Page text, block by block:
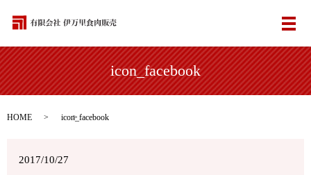
メ
icon_facebook
HOME icon_facebook
2017/10/27